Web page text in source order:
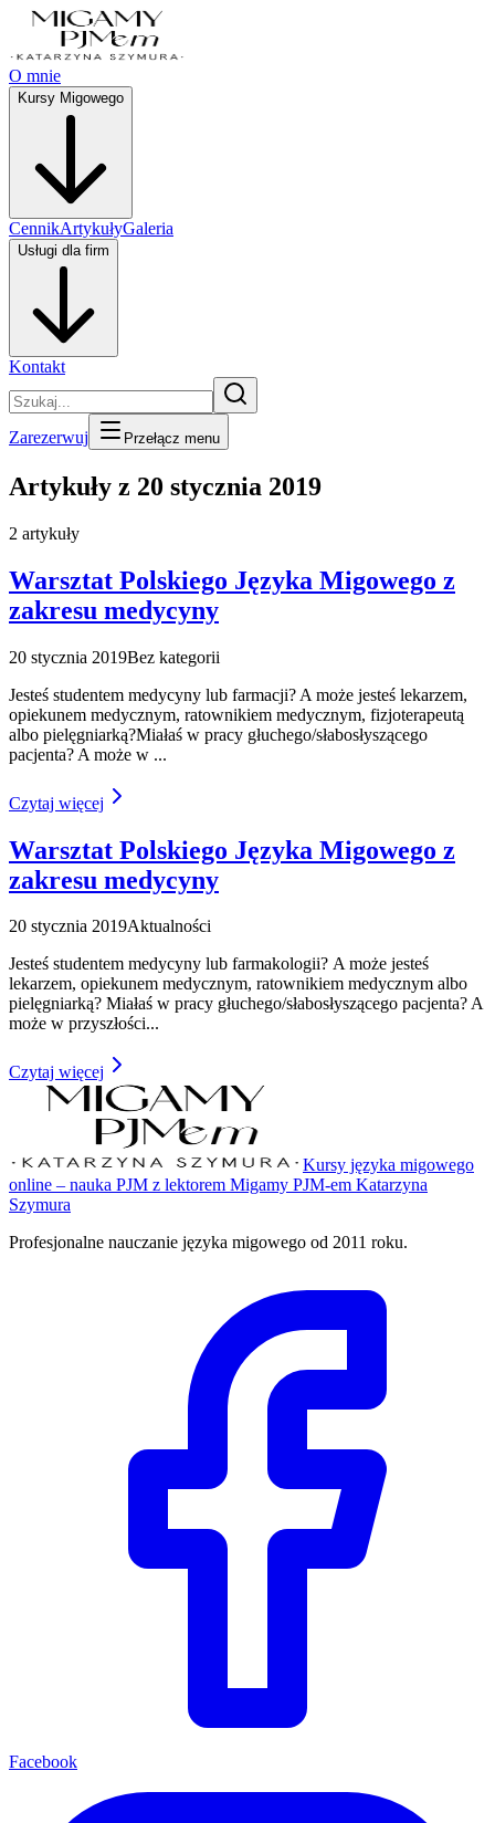
O mnie
Kursy Migowego
CennikArtykułyGaleria
Usługi dla firm
Kontakt
Zarezerwuj Przełącz menu
Artykuły z 20 stycznia 2019
2 artykuły
Warsztat Polskiego Języka Migowego z
zakresu medycyny
20 stycznia 2019Bez kategorii
Jesteś studentem medycyny lub farmacji? A może jesteś lekarzem,
opiekunem medycznym, ratownikiem medycznym, fizjoterapeutą
albo pielęgniarką?Miałaś w pracy głuchego/słabosłyszącego
pacjenta? A może w ...
Czytaj więcej
Warsztat Polskiego Języka Migowego z
zakresu medycyny
20 stycznia 2019Aktualności
Jesteś studentem medycyny lub farmakologii? A może jesteś
lekarzem, opiekunem medycznym, ratownikiem medycznym albo
pielęgniarką? Miałaś w pracy głuchego/słabosłyszącego pacjenta? A
może w przyszłości...
Czytaj więcej
Kursy języka migowego
online – nauka PJM z lektorem Migamy PJM-em Katarzyna
Szymura
Profesjonalne nauczanie języka migowego od 2011 roku.
Facebook